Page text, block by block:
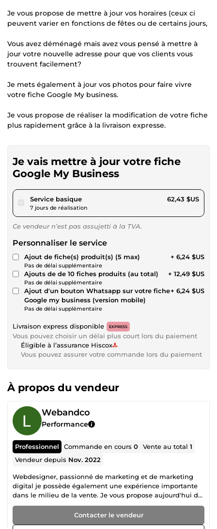
Je vous propose de mettre à jour vos horaires (ceux ci
peuvent varier en fonctions de fêtes ou de certains jours,
Vous avez déménagé mais avez vous pensé à mettre à
jour votre nouvelle adresse pour que vos clients vous
trouvent facilement?
Je mets également à jour vos photos pour faire vivre
votre fiche Google My business.
Je vous propose de réaliser la modification de votre fiche
plus rapidement grâce à la livraison expresse.
Je vais mettre à jour votre fiche
Google My Business
Service basiquepour 57,54 $US
7 jours de réalisation
62,43 $US
Ce vendeur n’est pas assujetti à la TVA.
Personnaliser le service
Ajout de fiche(s) produit(s) (5 max)
Pas de délai supplémentaire
+ 6,24 $US
Ajouts de de 10 fiches produits (au total)
Pas de délai supplémentaire
+ 12,49 $US
Ajout d'un bouton Whatsapp sur votre fiche
Google my business (version mobile)
Pas de délai supplémentaire
+ 6,24 $US
Livraison express disponible EXPRESS
Vous pouvez choisir un délai plus court lors du paiement
Éligible à l’assurance Hiscox
Vous pouvez assurer votre commande lors du paiement
À propos du vendeur
Webandco
Performance
Professionnel Commande en cours0 Vente au total1
Vendeur depuis Nov. 2022
Webdesigner, passionné de marketing et de marketing
digital je possède également une expérience importante
dans le milieu de la vente. Je vous propose aujourd'hui de
réaliser quelques micro services pour vous. Je suis réactif,
Contacter le vendeur